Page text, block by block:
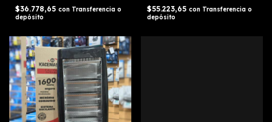
$36.778,65 con Transferencia o
depósito
$55.223,65 con Transferencia o
depósito